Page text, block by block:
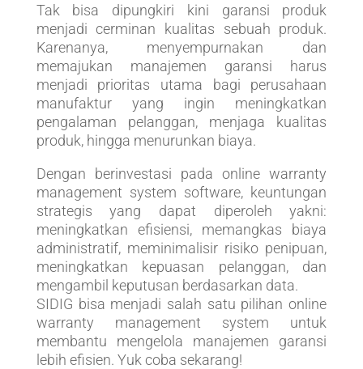
Tak bisa dipungkiri kini garansi produk
menjadi cerminan kualitas sebuah produk.
Karenanya, menyempurnakan dan
memajukan manajemen garansi harus
menjadi prioritas utama bagi perusahaan
manufaktur yang ingin meningkatkan
pengalaman pelanggan, menjaga kualitas
produk, hingga menurunkan biaya.
Dengan berinvestasi pada online warranty
management system software, keuntungan
strategis yang dapat diperoleh yakni:
meningkatkan efisiensi, memangkas biaya
administratif, meminimalisir risiko penipuan,
meningkatkan kepuasan pelanggan, dan
mengambil keputusan berdasarkan data.
SIDIG bisa menjadi salah satu pilihan online
warranty management system untuk
membantu mengelola manajemen garansi
lebih efisien. Yuk coba sekarang!